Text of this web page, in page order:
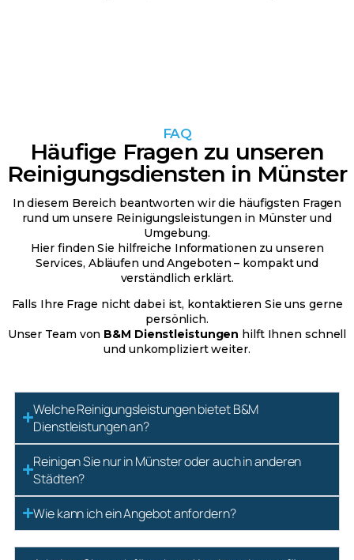
FAQ
Häufige Fragen zu unseren
Reinigungsdiensten in Münster
In diesem Bereich beantworten wir die häufigsten Fragen
rund um unsere Reinigungsleistungen in Münster und
Umgebung.
Hier finden Sie hilfreiche Informationen zu unseren
Services, Abläufen und Angeboten – kompakt und
verständlich erklärt.
Falls Ihre Frage nicht dabei ist, kontaktieren Sie uns gerne
persönlich.
Unser Team von B&M Dienstleistungen hilft Ihnen schnell
und unkompliziert weiter.
Welche Reinigungsleistungen bietet B&M
Dienstleistungen an?
Reinigen Sie nur in Münster oder auch in anderen
Städten?
Wie kann ich ein Angebot anfordern?